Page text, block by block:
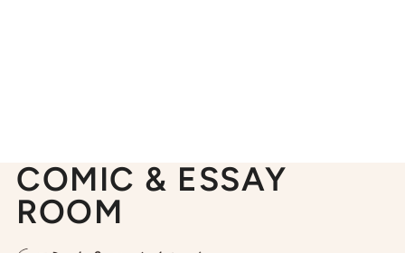
COMIC & ESSAY
ROOM